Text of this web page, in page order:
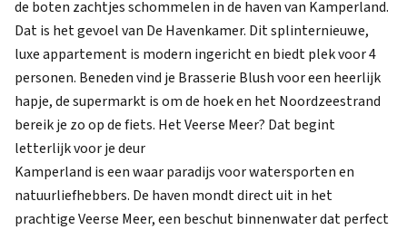
de boten zachtjes schommelen in de haven van Kamperland.
Dat is het gevoel van De Havenkamer. Dit splinternieuwe,
luxe appartement is modern ingericht en biedt plek voor 4
personen. Beneden vind je Brasserie Blush voor een heerlijk
hapje, de supermarkt is om de hoek en het Noordzeestrand
bereik je zo op de fiets. Het Veerse Meer? Dat begint
letterlijk voor je deur
Kamperland is een waar paradijs voor watersporten en
natuurliefhebbers. De haven mondt direct uit in het
prachtige Veerse Meer, een beschut binnenwater dat perfect